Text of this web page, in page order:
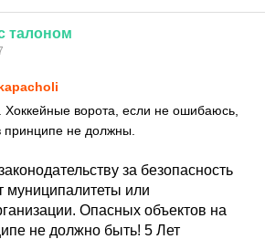
талоном
ворота, если не ошибаюсь,
принципе не должны.
за безопасность
муниципалитеты или
Опасных объектов на
не должно быть! 5 Лет